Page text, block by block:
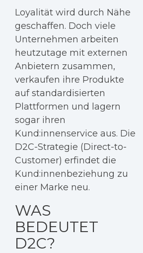
Loyalität wird durch Nähe
geschaffen. Doch viele
Unternehmen arbeiten
heutzutage mit externen
Anbietern zusammen,
verkaufen ihre Produkte
auf standardisierten
Plattformen und lagern
sogar ihren
Kund:innenservice aus. Die
D2C-Strategie (Direct-to-
Customer) erfindet die
Kund:innenbeziehung zu
einer Marke neu.
WAS
BEDEUTET
D2C?